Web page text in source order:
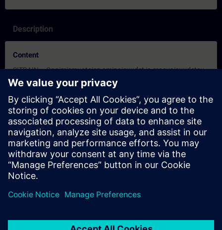
Description
Content
SITRAIN – Oppimismuotojen ominaisuudet ja eroavaisuudetav